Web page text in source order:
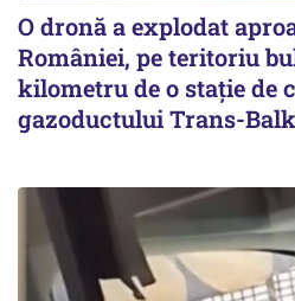
O dronă a explodat
României, pe teritoriu
kilometru de o stație de
gazoductului Trans-